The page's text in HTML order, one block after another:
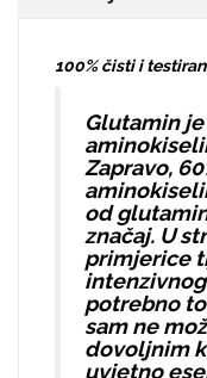
100% čisti i
Glutamin
Zapravo,
od
značaj. U
primjerice
potrebno
sam ne
dovoljnim
uvjetno